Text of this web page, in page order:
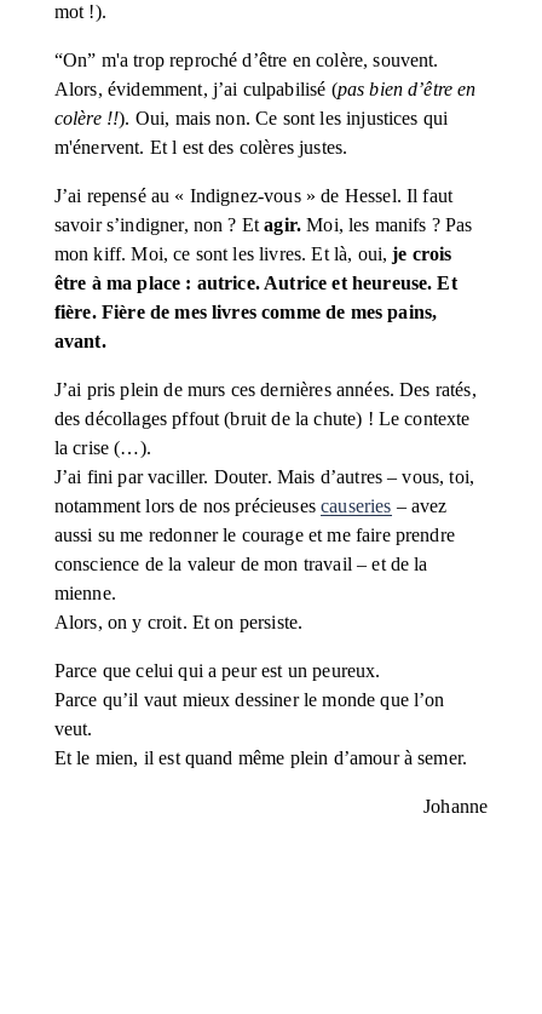
mot !).
“On” m'a trop reproché d’être en colère, souvent.
Alors, évidemment, j’ai culpabilisé (pas bien d’être en
colère !!). Oui, mais non. Ce sont les injustices qui
m'énervent. Et l est des colères justes.
J’ai repensé au « Indignez-vous » de Hessel. Il faut
savoir s’indigner, non ? Et agir. Moi, les manifs ? Pas
mon kiff. Moi, ce sont les livres. Et là, oui, je crois
être à ma place : autrice. Autrice et heureuse. Et
fière. Fière de mes livres comme de mes pains,
avant.
J’ai pris plein de murs ces dernières années. Des ratés,
des décollages pffout (bruit de la chute) ! Le contexte
la crise (…).
J’ai fini par vaciller. Douter. Mais d’autres – vous, toi,
notamment lors de nos précieuses causeries – avez
aussi su me redonner le courage et me faire prendre
conscience de la valeur de mon travail – et de la
mienne.
Alors, on y croit. Et on persiste.
Parce que celui qui a peur est un peureux.
Parce qu’il vaut mieux dessiner le monde que l’on
veut.
Et le mien, il est quand même plein d’amour à semer.
Johanne